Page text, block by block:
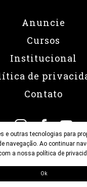
Anuncie
Cursos
Institucional
de
Contato
e outras tecnologias para
navegação. Ao continuar
a nossa política de
Ok